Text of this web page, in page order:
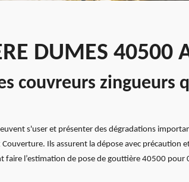
DUMES 40500
couvreurs
s'user et présenter des dégradations
Ils assurent la dépose avec
faire l’estimation de pose de gouttière 40500